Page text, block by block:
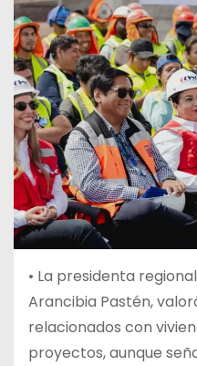
• La presidenta
Arancibia Pastén,
relacionados con
proyectos, aunque